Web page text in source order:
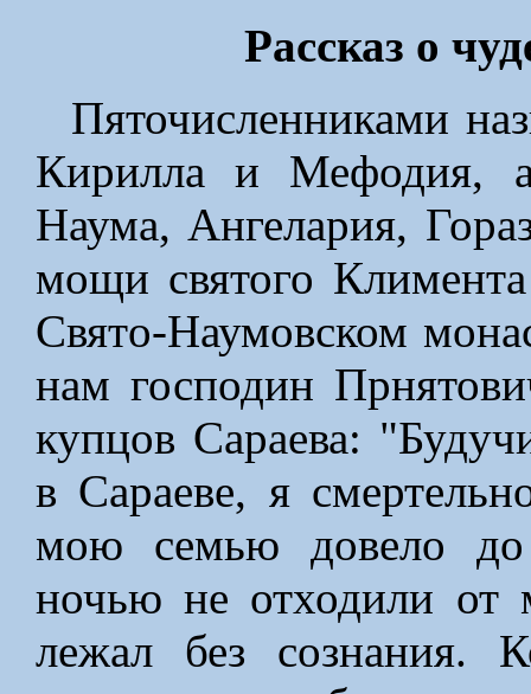
Рассказ о
Пяточисленниками
Кирилла и Мефодия,
Наума, Ангелария,
мощи святого
Святo-Наумовском
нам господин
купцов Сараева:
в Сараеве, я
мою семью довело
ночью не отходили от
лежал без сознания.